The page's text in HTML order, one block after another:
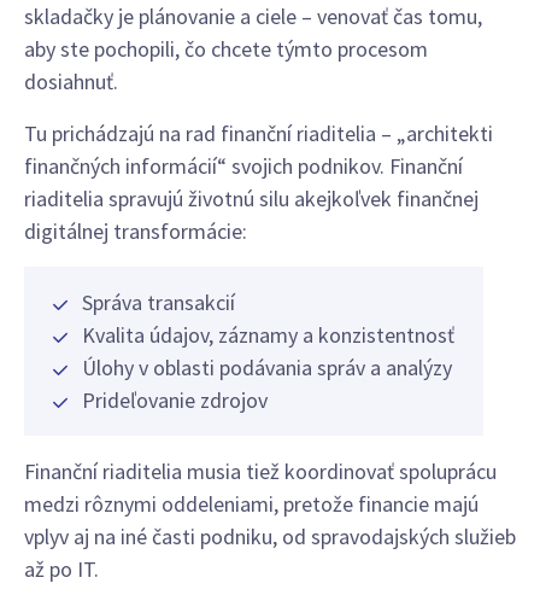
skladačky je plánovanie a ciele – venovať čas tomu,
aby ste pochopili, čo chcete týmto procesom
dosiahnuť.
Tu prichádzajú na rad finanční riaditelia – „architekti
finančných informácií“ svojich podnikov. Finanční
riaditelia spravujú životnú silu akejkoľvek finančnej
digitálnej transformácie:
Správa transakcií
Kvalita údajov, záznamy a konzistentnosť
Úlohy v oblasti podávania správ a analýzy
Prideľovanie zdrojov
Finanční riaditelia musia tiež koordinovať spoluprácu
medzi rôznymi oddeleniami, pretože financie majú
vplyv aj na iné časti podniku, od spravodajských služieb
až po IT.